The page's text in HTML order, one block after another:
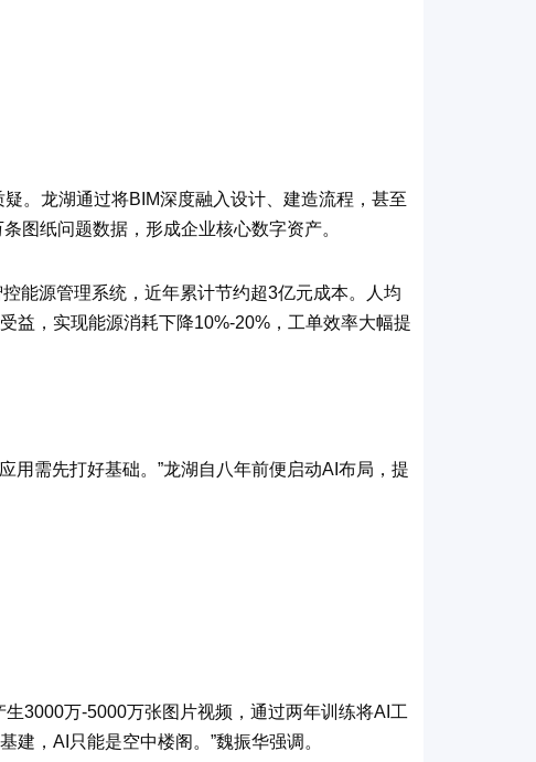
。龙湖通过将BIM深度融入设计、建造流程，甚至
条图纸问题数据，形成企业核心数字资产。
控能源管理系统，近年累计节约超3亿元成本。人均
益，实现能源消耗下降10%-20%，工单效率大幅提
用需先打好基础。 ”龙湖自八年前便启动AI 布局，提
生3000万-5000万张图片视频，通过两年训练将AI 工
建， AI 只能是空中楼阁。 ”魏振华强调。